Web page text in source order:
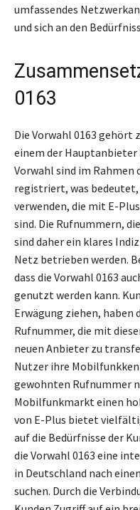
umfassendes
und sich an den
0163
Die Vorwahl 0163 gehört
einem der Hauptanbieter
Vorwahl sind im
registriert, was
verwenden, die mit E-
sind. Die Rufnummern,
sind daher ein klares
Netz betrieben werden.
dass die Vorwahl 0163
genutzt werden kann.
Erwägung ziehen,
Rufnummer, die mit
neuen Anbieter zu
Nutzer ihre
gewohnten Rufnummer
Mobilfunkmarkt einen
von E-Plus bietet
auf die Bedürfnisse der
die Vorwahl 0163 eine
in Deutschland nach
suchen. Durch die